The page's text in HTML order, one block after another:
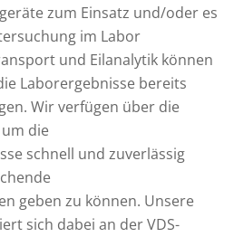
zum Einsatz und/oder es
im Labor
und Eilanalytik können
Laborergebnisse bereits
Wir verfügen über die
die
schnell und zuverlässig
geben zu können. Unsere
sich dabei an der VDS-